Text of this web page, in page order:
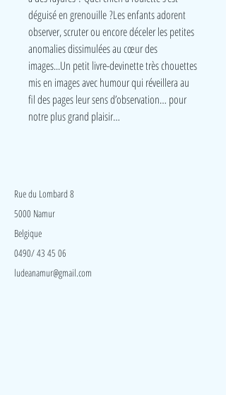
déguisé en grenouille ?Les enfants adorent
observer, scruter ou encore déceler les petites
anomalies dissimulées au cœur des
images...Un petit livre-devinette très chouettes
mis en images avec humour qui réveillera au
fil des pages leur sens d’observation… pour
notre plus grand plaisir…
Rue du Lombard 8
5000 Namur
Belgique
0490/ 43 45 06
ludeanamur@gmail.com